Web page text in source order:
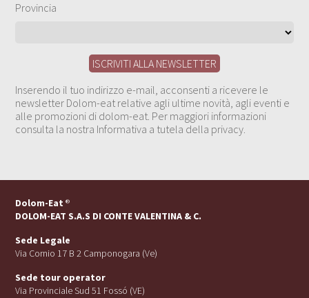
Provincia
Inserendo il tuo indirizzo e-mail, acconsenti a ricevere le
newsletter Dolom-eat relative agli ultime novità, agli eventi e
alle promozioni di dolom-eat. Per maggiori informazioni
consulta la nostra Informativa a tutela della privacy.
Dolom-Eat ®
DOLOM-EAT S.A.S DI CONTE VALENTINA & C.
Sede Legale
Via Cornio 17 B 2 Camponogara (Ve)
Sede tour operator
Via Provinciale Sud 51 Fossó (VE)